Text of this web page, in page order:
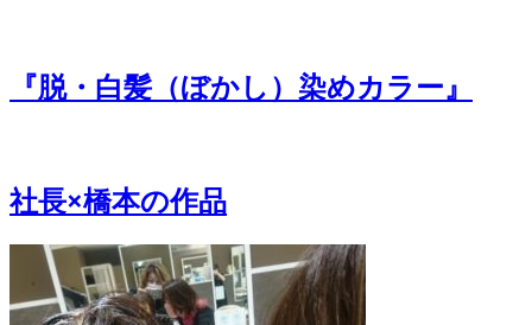
『脱・白髪（ぼかし）染めカラー』
社長×橋本の作品